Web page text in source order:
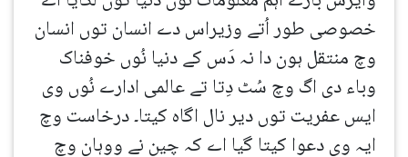
خصوصی طور اُتے وزیراس دے انسان توں انسان
وچ منتقل ہون دا نہ دَس کے دنیا نُوں خوفناک
وباء دی اگ وچ سُٹ دِتا تے عالمی ادارے نُوں وی
ایس عفریت توں دیر نال اگاہ کیتا۔ درخاست وچ
ایہ وی دعوا کیتا گیا اے کہ چین نے ووہان وچ